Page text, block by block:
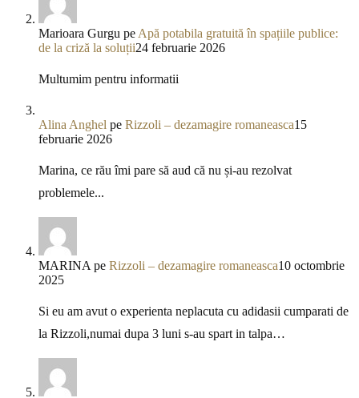
Marioara Gurgu pe Apă potabila gratuită în spațiile publice:
de la criză la soluții24 februarie 2026
Multumim pentru informatii
Alina Anghel pe Rizzoli – dezamagire romaneasca15
februarie 2026
Marina, ce rău îmi pare să aud că nu și-au rezolvat
problemele...
MARINA pe Rizzoli – dezamagire romaneasca10 octombrie
2025
Si eu am avut o experienta neplacuta cu adidasii cumparati de
la Rizzoli,numai dupa 3 luni s-au spart in talpa…